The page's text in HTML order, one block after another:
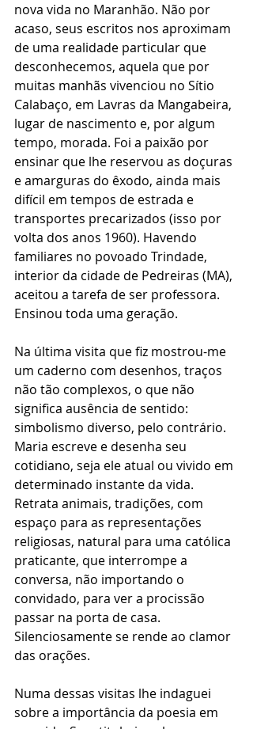
nova vida no Maranhão. Não por
acaso, seus escritos nos aproximam
de uma realidade particular que
desconhecemos, aquela que por
muitas manhãs vivenciou no Sítio
Calabaço, em Lavras da Mangabeira,
lugar de nascimento e, por algum
tempo, morada. Foi a paixão por
ensinar que lhe reservou as doçuras
e amarguras do êxodo, ainda mais
difícil em tempos de estrada e
transportes precarizados (isso por
volta dos anos 1960). Havendo
familiares no povoado Trindade,
interior da cidade de Pedreiras (MA),
aceitou a tarefa de ser professora.
Ensinou toda uma geração.
Na última visita que fiz mostrou-me
um caderno com desenhos, traços
não tão complexos, o que não
significa ausência de sentido:
simbolismo diverso, pelo contrário.
Maria escreve e desenha seu
cotidiano, seja ele atual ou vivido em
determinado instante da vida.
Retrata animais, tradições, com
espaço para as representações
religiosas, natural para uma católica
praticante, que interrompe a
conversa, não importando o
convidado, para ver a procissão
passar na porta de casa.
Silenciosamente se rende ao clamor
das orações.
Numa dessas visitas lhe indaguei
sobre a importância da poesia em